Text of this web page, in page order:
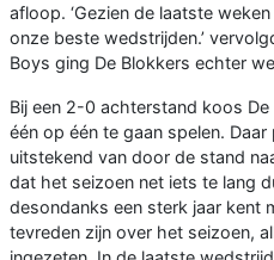
afloop. ‘Gezien de laatste
onze beste wedstrijden.’
Boys ging De Blokkers echter
Bij een 2-0 achterstand koos
één op één te gaan spelen.
uitstekend van door de stand
dat het seizoen net iets te lang
desondanks een sterk jaar kent
tevreden zijn over het seizoen,